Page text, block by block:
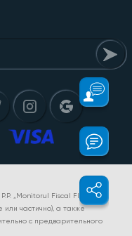
„Monitorul Fiscal FISC.MD”.
или частично), а также
с предварительного